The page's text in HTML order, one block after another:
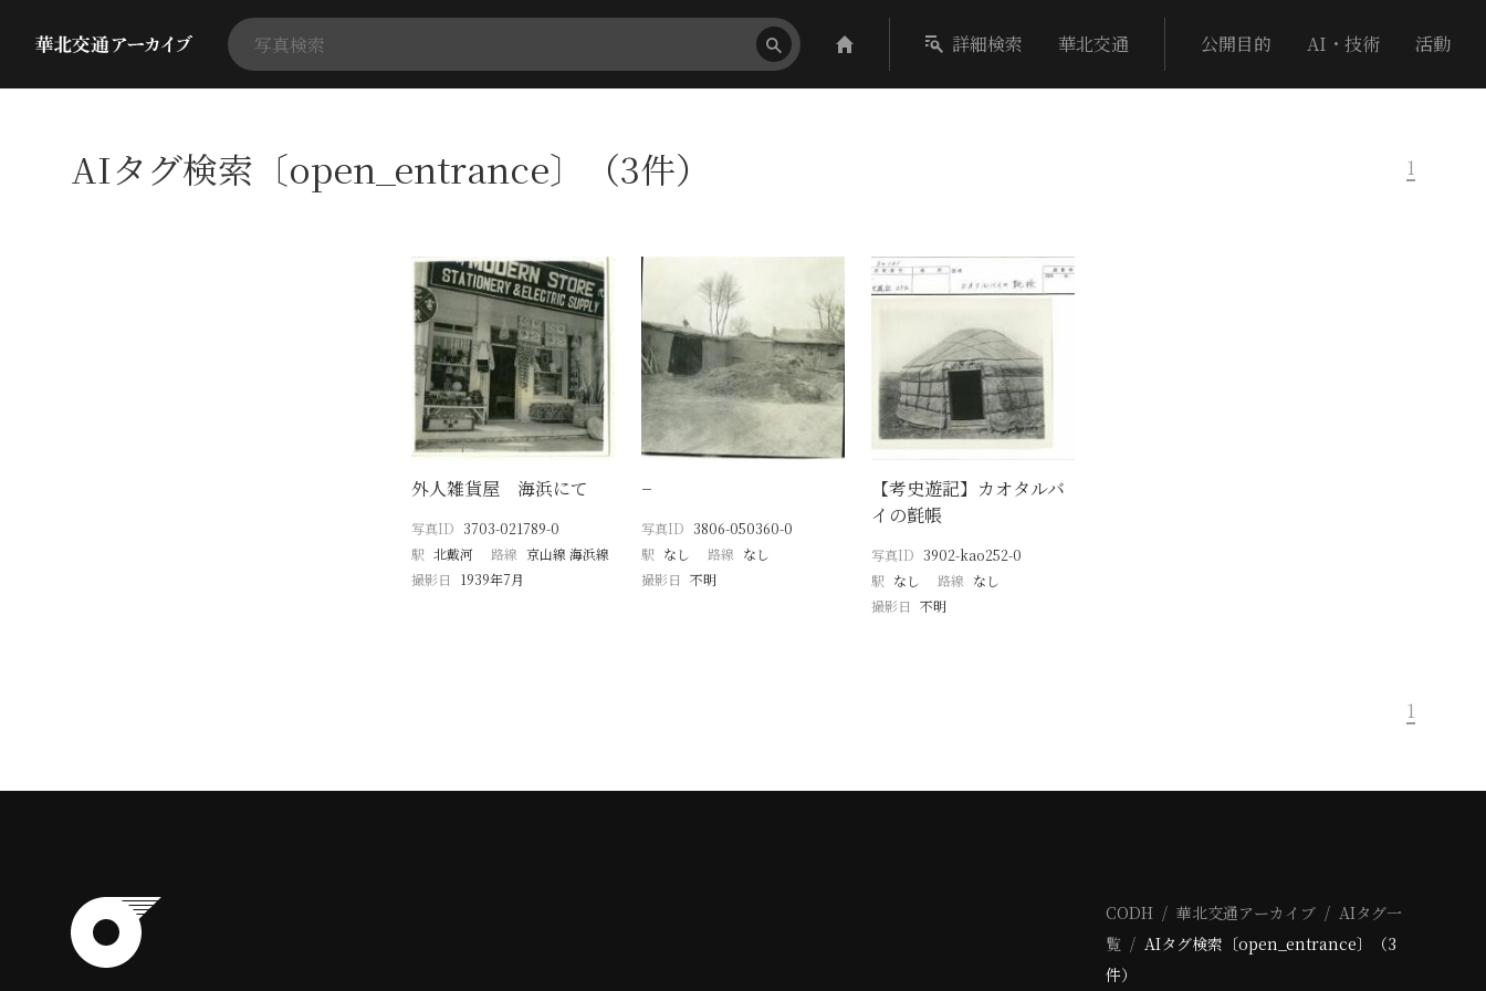
詳細検索 華北交通 公開目的 AI・技術 活動
AIタグ検索〔open_entrance〕（3件） 1
外人雑貨屋 海浜にて
写真ID 3703-021789-0
駅 北戴河 路線 京山線 海浜線
撮影日
1939年7月
−
写真ID 3806-050360-0
駅 なし 路線 なし
撮影日 不明
【考史遊記】カオタルバ
イの氈帳
写真ID 3902-kao252-0
駅 なし 路線 なし
撮影日 不明
1
CODH 華北交通アーカイブ
AIタグ一
覧
AIタグ検索〔open_entrance〕（3
件）